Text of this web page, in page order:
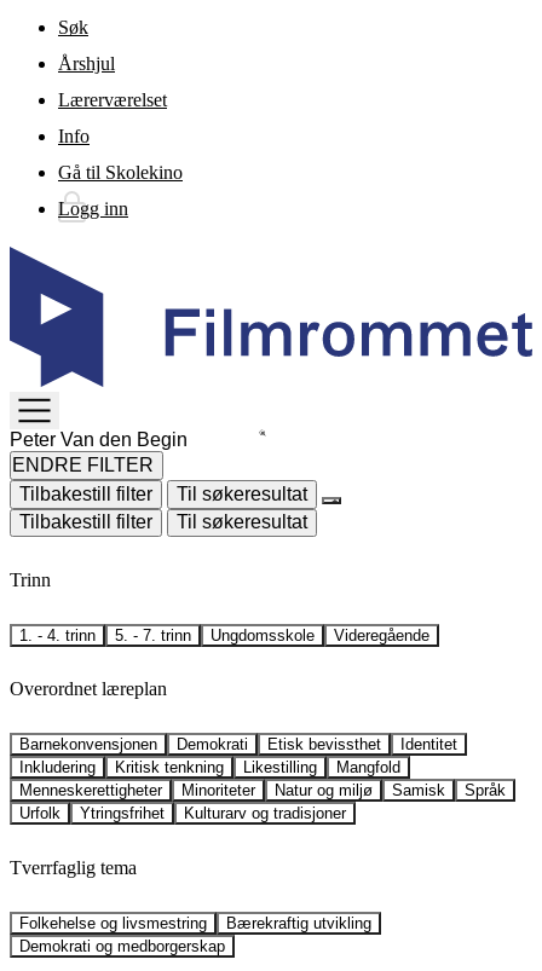
Gå til hovedinnhold
Søk
Årshjul
Lærerværelset
Info
Gå til Skolekino
Logg inn
TOGGLE
MENU
ENDRE FILTER
Tilbakestill filter
Til søkeresultat
Tilbakestill filter
Til søkeresultat
Trinn
1. - 4. trinn 5. - 7. trinn Ungdomsskole Videregående
Overordnet læreplan
Barnekonvensjonen Demokrati Etisk bevissthet
Identitet
Inkludering
Kritisk tenkning Likestilling
Mangfold
Menneskerettigheter
Minoriteter Natur og miljø Samisk
Språk
Urfolk
Ytringsfrihet Kulturarv og tradisjoner
Tverrfaglig tema
Folkehelse og livsmestring
Bærekraftig utvikling
Demokrati og medborgerskap